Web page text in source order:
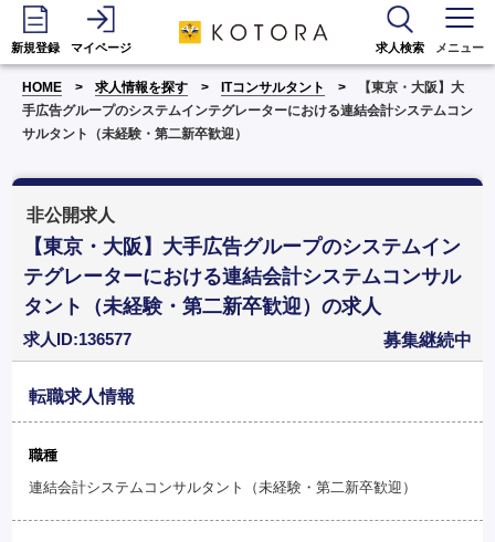
新規登録 マイページ 求人検索 メニュー
HOME 求人情報を探す ITコンサルタント
【東京・大阪】大
手広告グループのシステムインテグレーターにおける連結会計システムコン
サルタント（未経験・第二新卒歓迎）
非公開求人
【東京・大阪】大手広告グループのシステムイン
テグレーターにおける連結会計システムコンサル
タント（未経験・第二新卒歓迎）の求人
求人ID:136577 募集継続中
転職求人情報
職種
連結会計システムコンサルタント（未経験・第二新卒歓迎）